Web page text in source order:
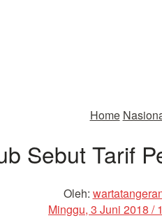
Home
Sebut Tarif
Oleh:
Minggu, 3 Juni 2018 /